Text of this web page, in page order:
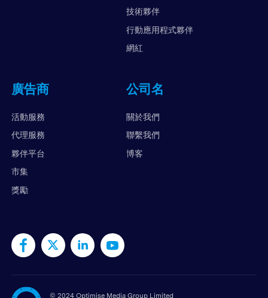
技術夥伴
行動應用程式夥伴
網紅
廣告商
活動服務
代理服務
夥伴平台
市集
獎勵
公司名
關於我們
聯繫我們
博客
© 2024 Optimise Media Group Limited